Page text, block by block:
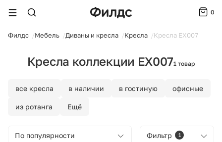
0
Филдс Мебель Диваны и кресла Кресла Кресла EX007
Кресла коллекции EX0071 товар
все кресла в наличии в гостиную офисные
из ротанга Ещё
Фильтр 1
По популярности